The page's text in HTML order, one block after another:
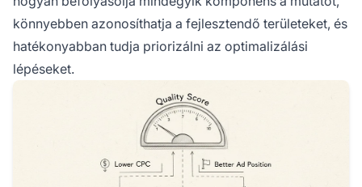
könnyebben azonosíthatja a fejlesztendő területeket, és
hatékonyabban tudja priorizálni az optimalizálási
lépéseket.